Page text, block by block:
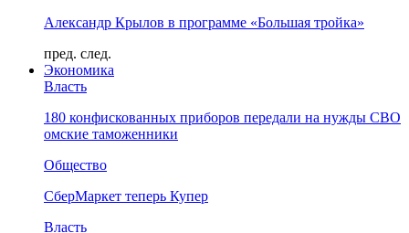
Александр Крылов в программе «Большая тройка»
пред. след.
Экономика
Власть
180 конфискованных приборов передали на нужды СВО
омские таможенники
Общество
СберМаркет теперь Купер
Власть